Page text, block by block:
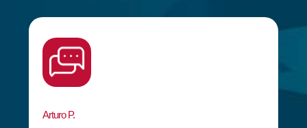
Arturo P.